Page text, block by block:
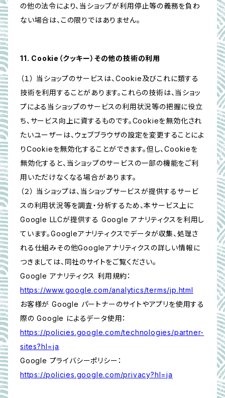
の他の法令により、当ショップが利用停止等の義務を負わ
ない場合は、この限りではありません。
11. Cookie（クッキー）その他の技術の利用
（１） 当ショップのサービスは、Cookie及びこれに類する
技術を利用することがあります。これらの技術は、当ショッ
プによる当ショップのサービスの利用状況等の把握に役立
ち、サービス向上に資するものです。Cookieを無効化され
たいユーザーは、ウェブブラウザの設定を変更することによ
りCookieを無効化することができます。但し、Cookieを
無効化すると、当ショップのサービスの一部の機能をご利
用いただけなくなる場合があります。
（２） 当ショップは、当ショップサービスが提供するサービ
スの利用状況等を調査・分析するため、本サービス上に
Google LLCが提供する Google アナリティクスを利用し
ています。Googleアナリティクスでデータが収集、処理さ
れる仕組みその他Googleアナリティクスの詳しい情報に
つきましては、同社のサイトをご覧ください。
Google アナリティクス 利用規約：
https://www.google.com/analytics/terms/jp.html
お客様が Google パートナーのサイトやアプリを使用する
際の Google によるデータ使用：
https://policies.google.com/technologies/partner-
sites?hl=ja
Google プライバシーポリシー：
https://policies.google.com/privacy?hl=ja